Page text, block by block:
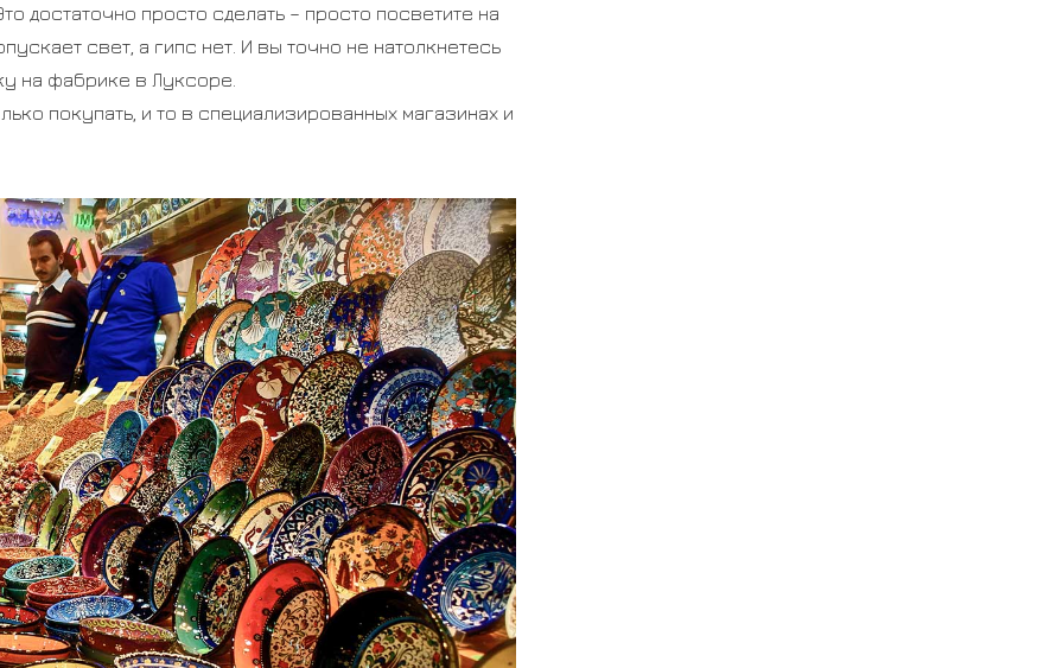
достаточно просто сделать – просто посветите на
свет, а гипс нет. И вы точно не натолкнетесь
на фабрике в Луксоре.
покупать, и то в специализированных магазинах и